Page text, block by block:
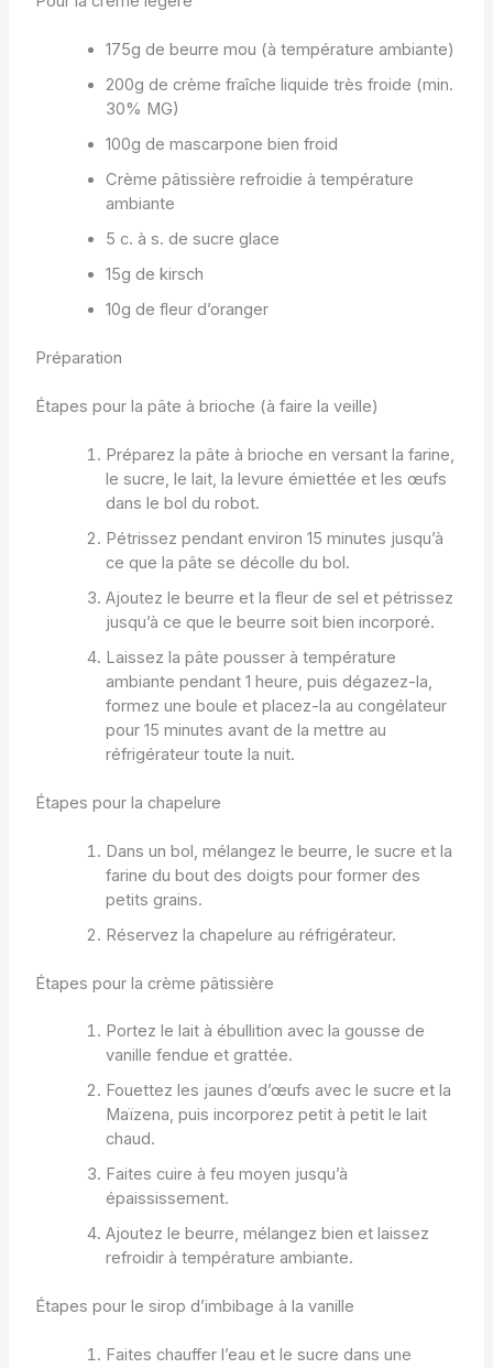
175g de beurre mou (à température ambiante)
200g de crème fraîche liquide très froide (min.
30% MG)
100g de mascarpone bien froid
Crème pâtissière refroidie à température
ambiante
5 c. à s. de sucre glace
15g de kirsch
10g de fleur d’oranger
Préparation
Étapes pour la pâte à brioche (à faire la veille)
Préparez la pâte à brioche en versant la farine,
le sucre, le lait, la levure émiettée et les œufs
dans le bol du robot.
Pétrissez pendant environ 15 minutes jusqu’à
ce que la pâte se décolle du bol.
Ajoutez le beurre et la fleur de sel et pétrissez
jusqu’à ce que le beurre soit bien incorporé.
Laissez la pâte pousser à température
ambiante pendant 1 heure, puis dégazez-la,
formez une boule et placez-la au congélateur
pour 15 minutes avant de la mettre au
réfrigérateur toute la nuit.
Étapes pour la chapelure
Dans un bol, mélangez le beurre, le sucre et la
farine du bout des doigts pour former des
petits grains.
Réservez la chapelure au réfrigérateur.
Étapes pour la crème pâtissière
Portez le lait à ébullition avec la gousse de
vanille fendue et grattée.
Fouettez les jaunes d’œufs avec le sucre et la
Maïzena, puis incorporez petit à petit le lait
chaud.
Faites cuire à feu moyen jusqu’à
épaississement.
Ajoutez le beurre, mélangez bien et laissez
refroidir à température ambiante.
Étapes pour le sirop d’imbibage à la vanille
Faites chauffer l’eau et le sucre dans une